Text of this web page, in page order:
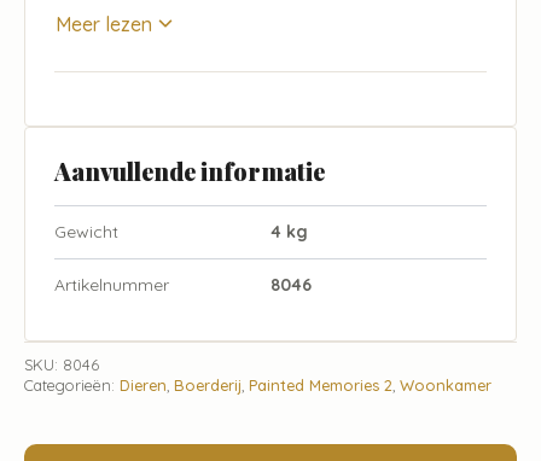
Meer lezen
Aanvullende informatie
Gewicht 4 kg
Artikelnummer 8046
SKU: 8046
Categorieën: Dieren Boerderij Painted Memories 2 Woonkamer